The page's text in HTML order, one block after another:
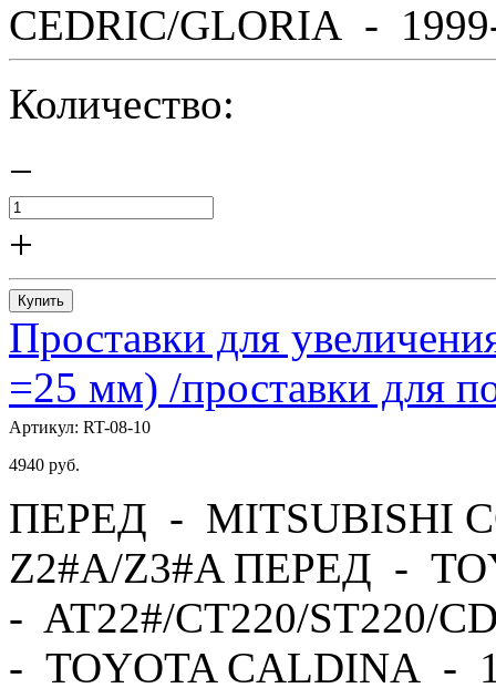
CEDRIC/GLORIA -
Количество:
−
+
Купить
Проставки для
=25 мм) /проставки для
Артикул: RT-08-10
4940 руб.
ПЕРЕД - MITSUBISHI
Z2#A/Z3#A ПЕРЕД -
- AT22#/CT220/ST220/
- TOYOTA CALDINA -